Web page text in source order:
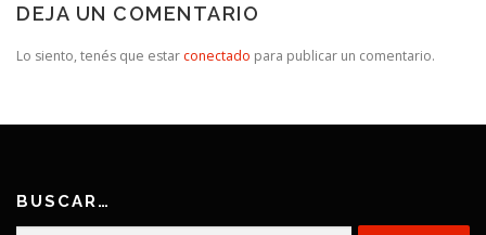
DEJA UN COMENTARIO
Lo siento, tenés que estar conectado para publicar un comentario.
BUSCAR…